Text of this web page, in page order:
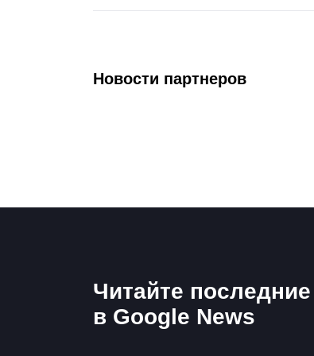
Новости партнеров
Читайте
в Google News